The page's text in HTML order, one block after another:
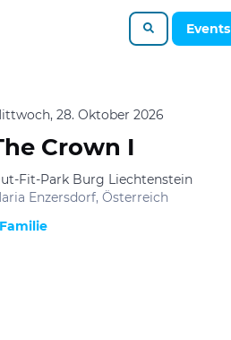
Events
28. Oktober 2026
Crown I
Fit-Park Burg Liechtenstein
Enzersdorf, Österreich